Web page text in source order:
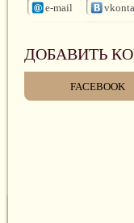
e-mail
ДОБАВИТЬ
FACEBOOK